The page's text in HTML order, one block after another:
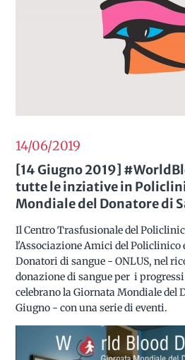
14/062019
[14 Giugno 2019]
tutte le inziative in
Mondiale del Donatore di
Il Centro Trasfusionale del
l'Associazione Amici del Policlinico
Donatori di sangue - ONLUS, nel
donazione di sangue per i
celebrano la Giornata Mondiale del
Giugno - con una serie di eventi.